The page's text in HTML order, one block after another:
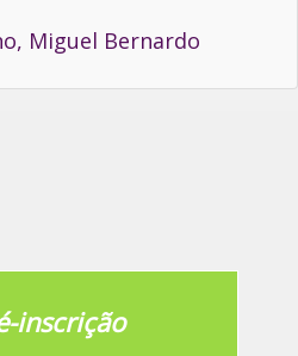
Miguel Bernardo
inscrição